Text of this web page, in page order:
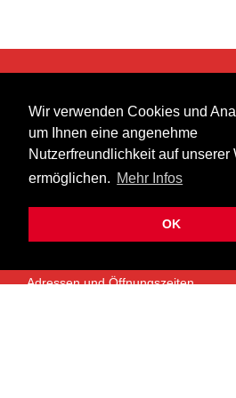
Wir verwenden Cookies und
um Ihnen eine angenehme
Nutzerfreundlichkeit auf unserer
ermöglichen. Mehr Infos
OK
heer musik ag
Lättenstrasse 35
8952 Schlieren
info@heermusic.com
ÜBER UNS
Adressen und Öffnungszeiten